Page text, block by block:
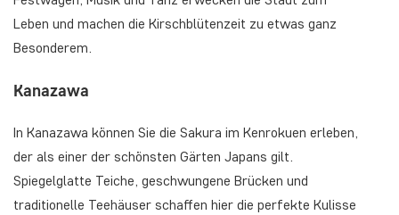
Leben und machen die Kirschblütenzeit zu etwas ganz
Besonderem.
Kanazawa
In Kanazawa können Sie die Sakura im Kenrokuen erleben,
der als einer der schönsten Gärten Japans gilt.
Spiegelglatte Teiche, geschwungene Brücken und
traditionelle Teehäuser schaffen hier die perfekte Kulisse